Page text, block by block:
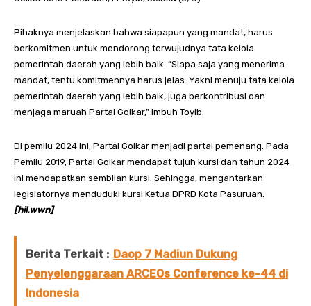
Pihaknya menjelaskan bahwa siapapun yang mandat, harus
berkomitmen untuk mendorong terwujudnya tata kelola
pemerintah daerah yang lebih baik. “Siapa saja yang menerima
mandat, tentu komitmennya harus jelas. Yakni menuju tata kelola
pemerintah daerah yang lebih baik, juga berkontribusi dan
menjaga maruah Partai Golkar,” imbuh Toyib.
Di pemilu 2024 ini, Partai Golkar menjadi partai pemenang. Pada
Pemilu 2019, Partai Golkar mendapat tujuh kursi dan tahun 2024
ini mendapatkan sembilan kursi. Sehingga, mengantarkan
legislatornya menduduki kursi Ketua DPRD Kota Pasuruan.
[hil.wwn]
Berita Terkait : Daop 7 Madiun Dukung
Penyelenggaraan ARCEOs Conference ke-44 di
Indonesia